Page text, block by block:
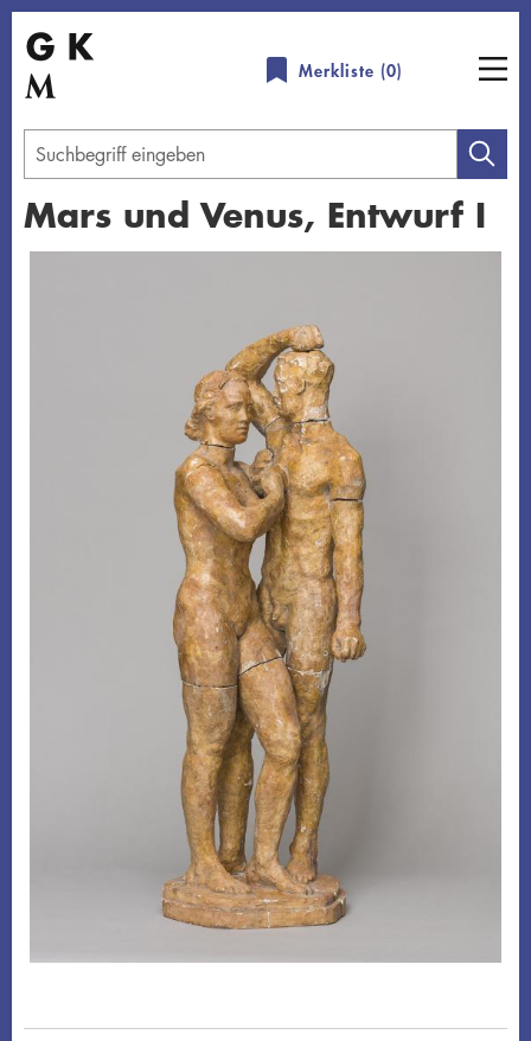
Direkt
zum
Inhalt
Merkliste (0)
Geben
Sie
einen
Suchbegriff
Mars und Venus, Entwurf I